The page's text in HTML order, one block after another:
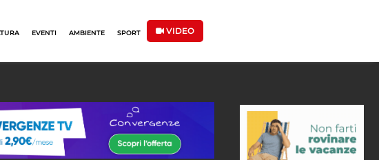
EVENTI AMBIENTE SPORT VIDEO